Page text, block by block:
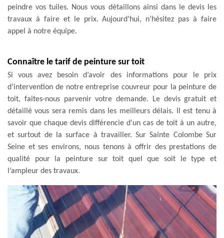
peindre vos tuiles. Nous vous détaillons ainsi dans le devis les
travaux à faire et le prix. Aujourd’hui, n’hésitez pas à faire
appel à notre équipe.
Connaître le tarif de peinture sur toit
Si vous avez besoin d’avoir des informations pour le prix
d’intervention de notre entreprise couvreur pour la peinture de
toit, faites-nous parvenir votre demande. Le devis gratuit et
détaillé vous sera remis dans les meilleurs délais. Il est tenu à
savoir que chaque devis différencie d’un cas de toit à un autre,
et surtout de la surface à travailler. Sur Sainte Colombe Sur
Seine et ses environs, nous tenons à offrir des prestations de
qualité pour la peinture sur toit quel que soit le type et
l’ampleur des travaux.